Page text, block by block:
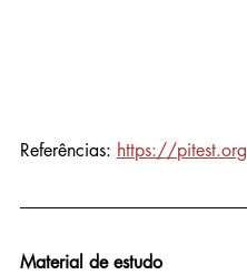
Referências: https://pitest.org
Material de estudo